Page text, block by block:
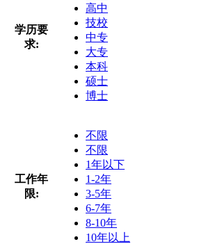
学历要
求:
高中
技校
中专
大专
本科
硕士
博士
工作年
限:
不限
不限
1年以下
1-2年
3-5年
6-7年
8-10年
10年以上